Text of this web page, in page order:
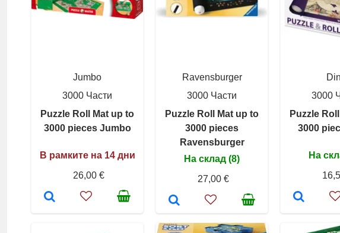
Jumbo
3000 Части
Puzzle Roll Mat up to
3000 pieces Jumbo
В рамките на 14 дни
26,00 €
Ravensburger
3000 Части
Puzzle Roll Mat up to
3000 pieces
Ravensburger
На склад (8)
27,00 €
3000
Puzzle
3000
На